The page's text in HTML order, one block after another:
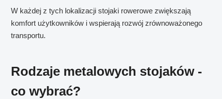
W każdej z tych lokalizacji stojaki rowerowe zwiększają
komfort użytkowników i wspierają rozwój zrównoważonego
transportu.
Rodzaje metalowych stojaków -
co wybrać?